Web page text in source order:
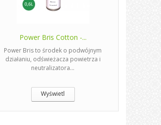
Power Bris Cotton -...
Power Bris to środek o podwójnym
działaniu, odświeżacza powietrza i
neutralizatora...
Wyświetl